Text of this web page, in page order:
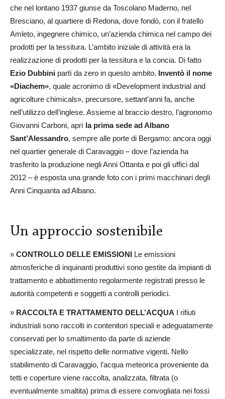
che nel lontano 1937 giunse da Toscolano Maderno, nel
Bresciano, al quartiere di Redona, dove fondò, con il fratello
Amleto, ingegnere chimico, un’azienda chimica nel campo dei
prodotti per la tessitura. L’ambito iniziale di attività era la
realizzazione di prodotti per la tessitura e la concia. Di fatto
Ezio Dubbini partì da zero in questo ambito. Inventò il nome
«Diachem», quale acronimo di «Development industrial and
agricolture chimicals», precursore, settant’anni fa, anche
nell’utilizzo dell’inglese. Assieme al braccio destro, l’agronomo
Giovanni Carboni, aprì la prima sede ad Albano
Sant’Alessandro, sempre alle porte di Bergamo: ancora oggi
nel quartier generale di Caravaggio – dove l’azienda ha
trasferito la produzione negli Anni Ottanta e poi gli uffici dal
2012 – è esposta una grande foto con i primi macchinari degli
Anni Cinquanta ad Albano.
Un approccio sostenibile
» CONTROLLO DELLE EMISSIONI Le emissioni
atmosferiche di inquinanti produttivi sono gestite da impianti di
trattamento e abbattimento regolarmente registrati presso le
autorità competenti e soggetti a controlli periodici.
» RACCOLTA E TRATTAMENTO DELL’ACQUA I rifiuti
industriali sono raccolti in contenitori speciali e adeguatamente
conservati per lo smaltimento da parte di aziende
specializzate, nel rispetto delle normative vigenti. Nello
stabilimento di Caravaggio, l’acqua meteorica proveniente da
tetti e coperture viene raccolta, analizzata, filtrata (o
eventualmente smaltita) prima di essere convogliata nei fossi